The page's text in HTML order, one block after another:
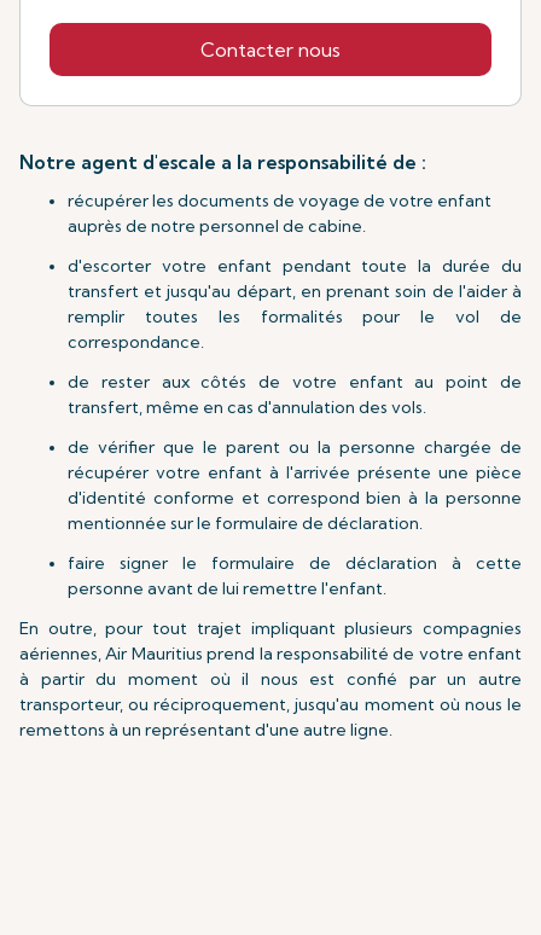
Contacter nous
Notre agent d'escale a la responsabilité de :
récupérer les documents de voyage de votre enfant
auprès de notre personnel de cabine.
d'escorter votre enfant pendant toute la durée du
transfert et jusqu'au départ, en prenant soin de l'aider à
remplir toutes les formalités pour le vol de
correspondance.
de rester aux côtés de votre enfant au point de
transfert, même en cas d'annulation des vols.
de vérifier que le parent ou la personne chargée de
récupérer votre enfant à l'arrivée présente une pièce
d'identité conforme et correspond bien à la personne
mentionnée sur le formulaire de déclaration.
faire signer le formulaire de déclaration à cette
personne avant de lui remettre l'enfant.
En outre, pour tout trajet impliquant plusieurs compagnies
aériennes, Air Mauritius prend la responsabilité de votre enfant
à partir du moment où il nous est confié par un autre
transporteur, ou réciproquement, jusqu'au moment où nous le
remettons à un représentant d'une autre ligne.